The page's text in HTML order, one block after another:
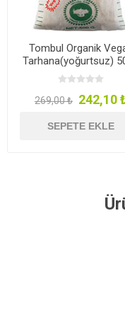
Tombul Organik
Tarhana(yoğurtsuz)
269,00 ₺ 242,10
SEPETE EKLE